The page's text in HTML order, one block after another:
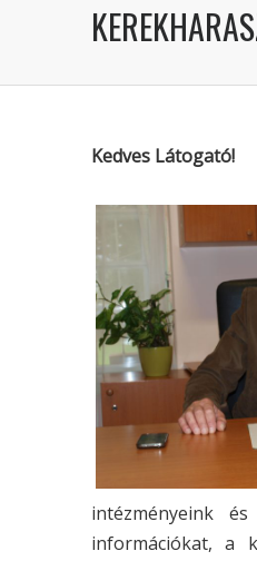
Kedves Látogató!
intézményeink
információkat, a